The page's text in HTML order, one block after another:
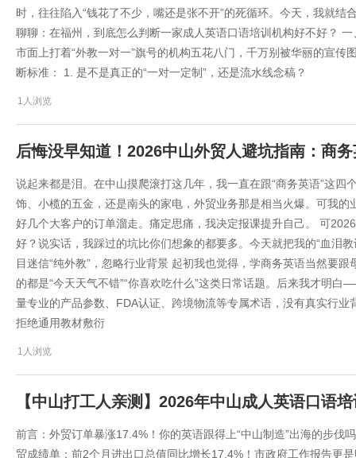
时，往往陷入“钱花了不少，嘴还是张不开”的死循环。今天，我就
聊聊：在福州，到底怎么判断一家成人英语口语培训机构好不好？
市面上打着“外教一对一”旗号的机构五花八门，千万别被华丽的宣
断标准： 1. 是不是真正的“一对一定制”，还是流水线念稿？
1人浏览
后悔没早知道！2026中山外贸人避坑指南：商
说起来都是泪。在中山摸爬滚打这几年，我一直在跟“商务英语”这
饰、小榄的五金，还是南头的家电，外贸业务那是相当火爆。可我
好几个大客户的订单溜走。痛定思痛，我决定报课提升自己。 可
好？说实话，我踩过的坑比你们想象的都要多。今天就把我的“血泪
目迷信“纯外教”，忽略行业背景 起初我也觉得，学商务英语当然要
的都是“今天天气不错”“你喜欢吃什么”这类日常话题。后来我才明
量专业的产品参数、FDA认证、跨境物流等专属术语，没有真实行业
拒绝通用教材敷衍
1人浏览
【中山打工人亲测】2026年中山成人英语口语
前言：外贸订单暴涨17.4%！你的英语跟得上“中山制造”出海的步伐
贸成绩单：前2个月进出口总值同比增长17.4%！市政府工作报告更